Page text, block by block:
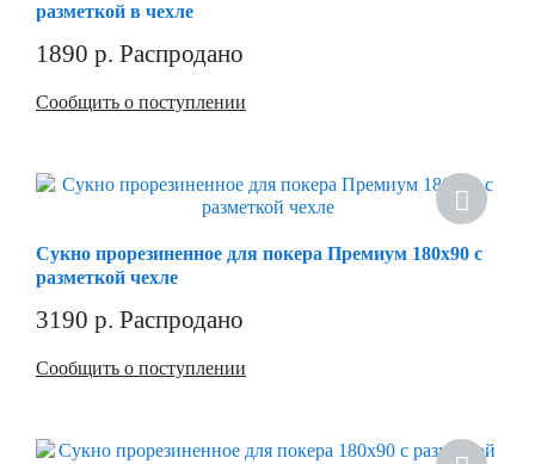
разметкой в чехле
1890 р. Распродано
Сообщить о поступлении
Сукно прорезиненное для покера Премиум 180х90 с
разметкой чехле
3190 р. Распродано
Сообщить о поступлении